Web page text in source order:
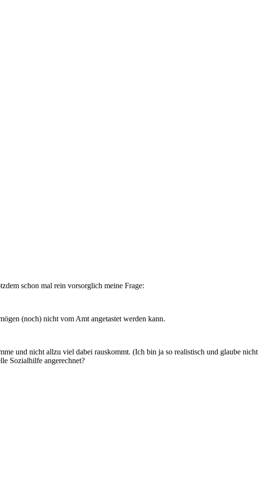
schon mal rein vorsorglich meine Frage:
(noch) nicht vom Amt angetastet werden kann.
und nicht allzu viel dabei rauskommt. (Ich bin ja so realistisch und glaube nicht
Sozialhilfe angerechnet?